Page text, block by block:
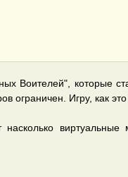
Воителей", которые
Игру, как это
виртуальные